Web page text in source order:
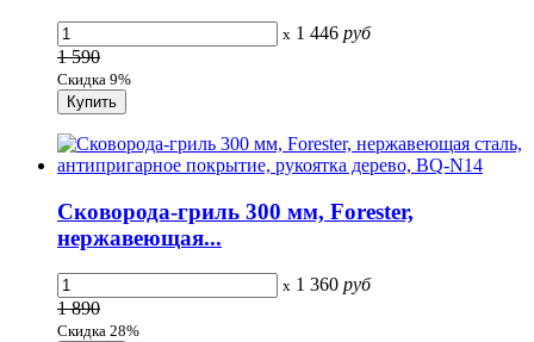
x 1 446 руб
1 590
Скидка 9%
Сковорода-гриль 300 мм, Forester,
нержавеющая...
x 1 360 руб
1 890
Скидка 28%